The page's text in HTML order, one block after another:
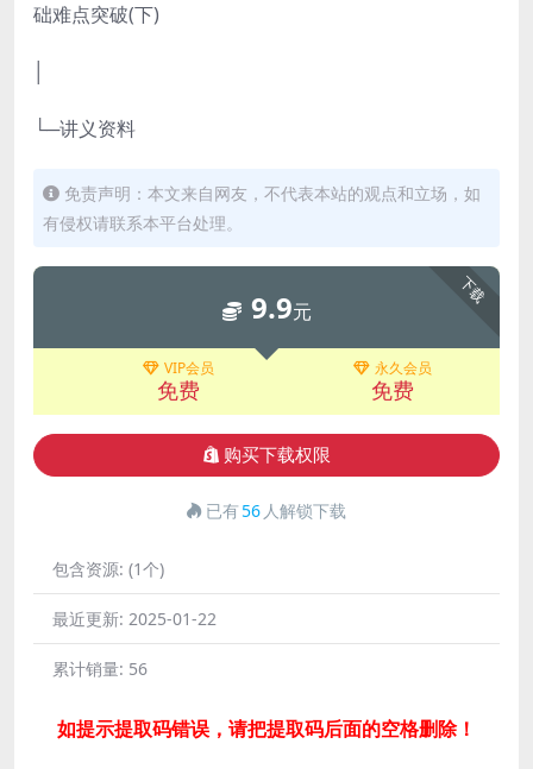
础难点突破(下)
└─讲义资料
免责声明：本文来自网友，不代表本站的观点和立场，如
有侵权请联系本平台处理。
下载
9.9元
VIP会员
免费
永久会员
免费
购买下载权限
已有56 人解锁下载
包含资源: (1个)
最近更新: 2025-01-22
累计销量: 56
如提示提取码错误，请把提取码后面的空格删除！